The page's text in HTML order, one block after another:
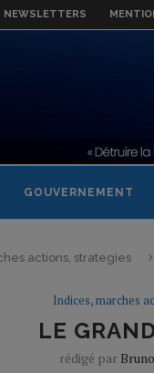
NEWSLETTERS
GOUVERNEMENT
actions, strategies
Indices, marches
LE
rédigé par